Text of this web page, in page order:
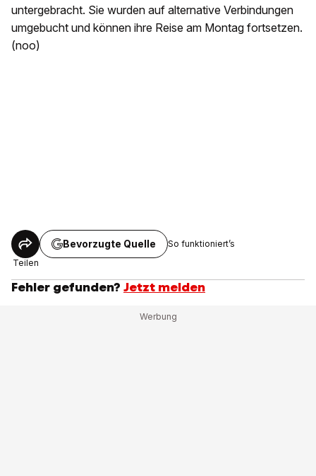
untergebracht. Sie wurden auf alternative Verbindungen
umgebucht und können ihre Reise am Montag fortsetzen.
(noo)
Teilen
Bevorzugte Quelle So funktioniert’s
Fehler gefunden? Jetzt melden